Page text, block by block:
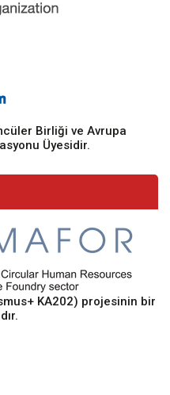
Birliği ve Avrupa
Üyesidir.
KA202) projesinin bir